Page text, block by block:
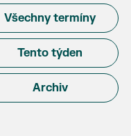
Všechny termíny
Tento týden
Archiv